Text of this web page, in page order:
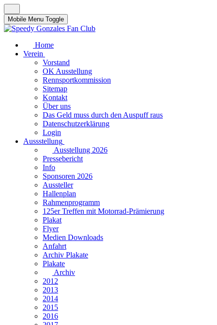
Mobile Menu Toggle
Home
Verein
Vorstand
OK Ausstellung
Rennsportkommission
Sitemap
Kontakt
Über uns
Das Geld muss durch den Auspuff raus
Datenschutzerklärung
Login
Aussstellung
Ausstellung 2026
Pressebericht
Info
Sponsoren 2026
Aussteller
Hallenplan
Rahmenprogramm
125er Treffen mit Motorrad-Prämierung
Plakat
Flyer
Medien Downloads
Anfahrt
Archiv Plakate
Plakate
Archiv
2012
2013
2014
2015
2016